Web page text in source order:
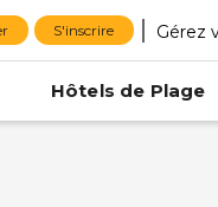
S'inscrire Gérez
Hôtels de Plage